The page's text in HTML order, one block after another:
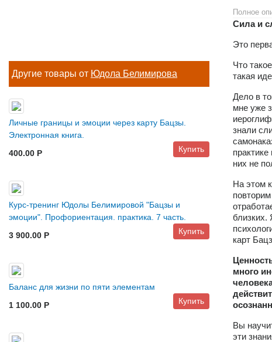
Другие товары от Юдола Белимирова
Личные границы и эмоции через карту Бацзы.
Электронная книга.
400.00 P
Купить
Курс-тренинг Юдолы Белимировой "Бацзы и
эмоции". Профориентация. практика. 7 часть.
3 900.00 P
Купить
Баланс для жизни по пяти элементам
1 100.00 P
Купить
Полное
Сила и
Это
Что
такая
Дело в
мне уже
знали
них не
На этом
близких.
карт
много
Вы
эти